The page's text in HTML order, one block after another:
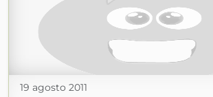
19 agosto 2011